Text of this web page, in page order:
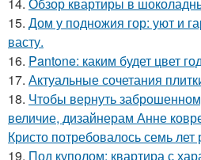
15. Дом у подножия гор: уют и
васту.
16. Pantone: каким будет цвет
17. Актуальные сочетания
18. Чтобы вернуть
величие, дизайнерам Анне
Кристо потребовалось семь лет
19. Под куполом: квартира с